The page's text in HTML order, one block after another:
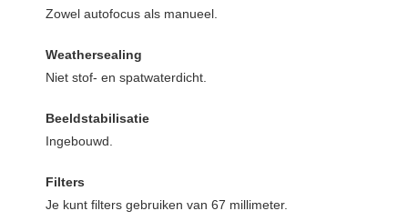
Zowel autofocus als manueel.
Weathersealing
Niet stof- en spatwaterdicht.
Beeldstabilisatie
Ingebouwd.
Filters
Je kunt filters gebruiken van 67 millimeter.